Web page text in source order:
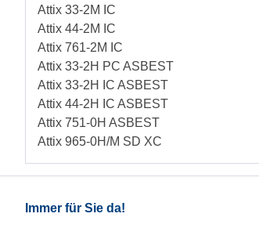
Attix 33-2M IC
Attix 44-2M IC
Attix 761-2M IC
Attix 33-2H PC ASBEST
Attix 33-2H IC ASBEST
Attix 44-2H IC ASBEST
Attix 751-0H ASBEST
Attix 965-0H/M SD XC
Immer für Sie da!